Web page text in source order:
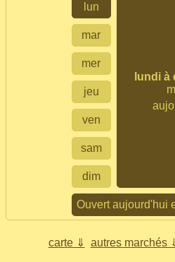
lun
lundi à
mar
mer
jeu
ven
sam
dim
Ouvert aujourd'hui
carte ⇓ autres marchés